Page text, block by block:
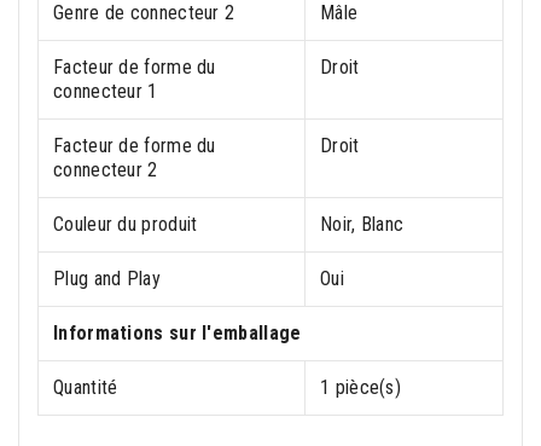
Genre de connecteur 2 Mâle
Facteur de forme du
connecteur 1
Droit
Facteur de forme du
connecteur 2
Droit
Couleur du produit Noir, Blanc
Plug and Play Oui
Informations sur l'emballage
Quantité 1 pièce(s)